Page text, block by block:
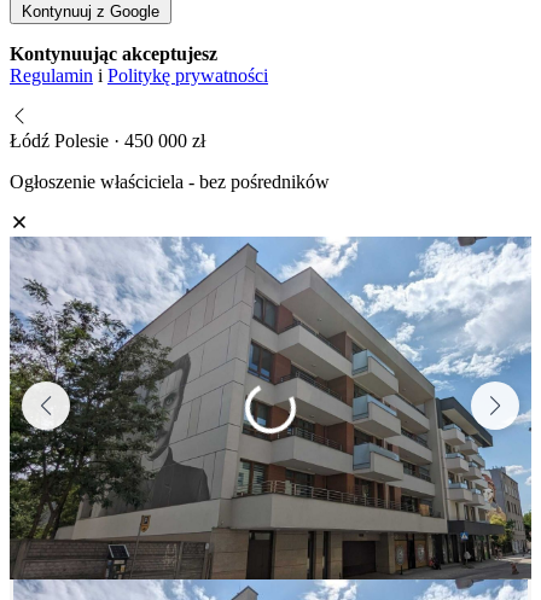
Kontynuuj z Google
Kontynuując akceptujesz
Regulamin i Politykę prywatności
Łódź Polesie · 450 000 zł
Ogłoszenie właściciela - bez pośredników